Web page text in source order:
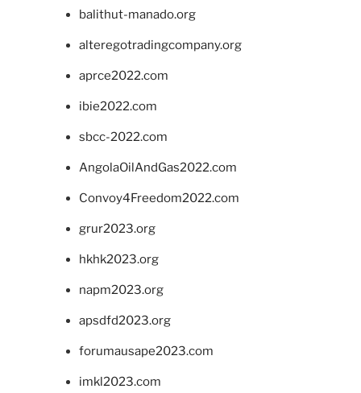
balithut-manado.org
alteregotradingcompany.org
aprce2022.com
ibie2022.com
sbcc-2022.com
AngolaOilAndGas2022.com
Convoy4Freedom2022.com
grur2023.org
hkhk2023.org
napm2023.org
apsdfd2023.org
forumausape2023.com
imkl2023.com